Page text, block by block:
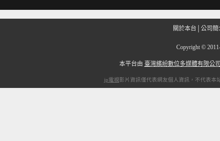
關於本台 公司簡
Copyright ©
本平台由 臺灣繽紛數位多媒體有限公
ip電視影片資訊僅代表網友個人資訊，不代表本